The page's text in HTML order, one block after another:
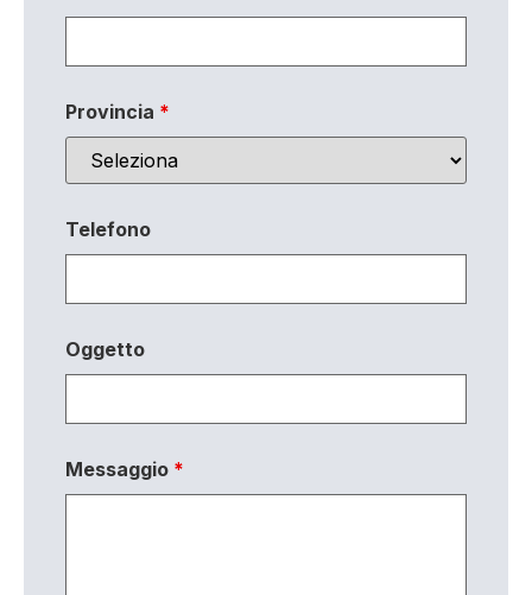
Provincia *
Telefono
Oggetto
Messaggio *